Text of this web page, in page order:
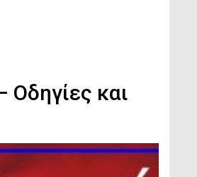
Οδηγίες και